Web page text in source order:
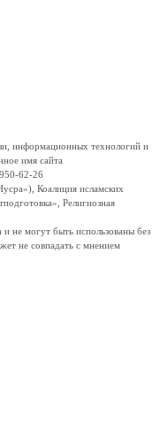
информационных технологий и
имя сайта
62-26
Коалиция исламских
Религиозная
не могут быть использованы без
не совпадать с мнением